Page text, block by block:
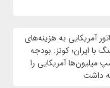
آمریکایی به هزینه‌های
با ایران؛ کونز: بودجه
میلیون‌ها آمریکایی را
داشت